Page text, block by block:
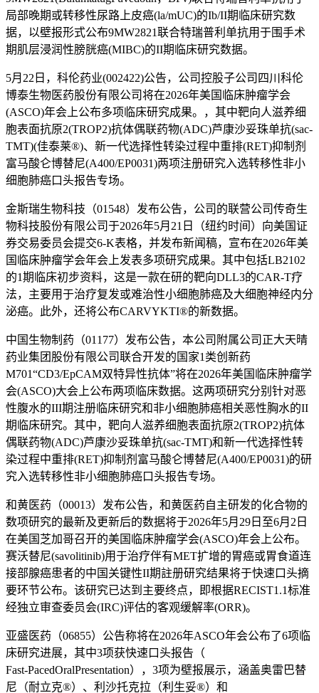
局部晚期或转移性尿路上皮癌(la/mUC)的Ib/II期临床研究数
据，以壁报形式公布9MW2821联合特瑞普利单抗用于围手术
期肌层浸润性膀胱癌(MIBC)的II期临床研究数据。
5月22日，科伦药业(002422)公告，公司控股子公司四川科伦
博泰生物医药股份有限公司将在2026年美国临床肿瘤学会
(ASCO)年会上公布多项临床研究成果。，其中靶向人滋养细
胞表面抗原2(TROP2)抗体偶联药物(ADC)芦康沙妥珠单抗(sac-
TMT)(佳泰莱®)、新一代选择性转染过程中重排(RET)抑制剂
富马酸仑博替尼(A400/EP0031)两项注册研究入选转移性非小
细胞肺癌口头报告专场。
金斯瑞生物科技（01548）发布公告，公司的联营公司传奇生
物科技股份有限公司于2026年5月21日（纽约时间）向美国证
券交易委员会提交6-K表格，并发布新闻稿，宣布在2026年美
国临床肿瘤学会年会上发表多项研究成果。其中包括LB2102
的1期临床初步资料，这是一款在研的靶向DLL3的CAR-T疗
法，主要用于治疗复发或难治性小细胞肺癌及大细胞神经内分
泌癌。此外，还将公布CARVYKTI®的新数据。
中国生物制药（01177）发布公告，本公司附属公司正大天晴
药业集团股份有限公司联合开发的国家1类创新药
M701“CD3/EpCAM双特异性抗体”将在2026年美国临床肿瘤学
会(ASCO)大会上公布两项临床数据。这两项研究分别针对恶
性腹水的III期注册临床研究和非小细胞肺癌相关恶性胸水的II
期临床研究。其中，靶向人滋养细胞表面抗原2(TROP2)抗体
偶联药物(ADC)芦康沙妥珠单抗(sac-TMT)和新一代选择性转
染过程中重排(RET)抑制剂富马酸仑博替尼(A400/EP0031)的研
究入选转移性非小细胞肺癌口头报告专场。
和黄医药（00013）发布公告，和黄医药自主研发的化合物的
数项研究的最新及更新后的数据将于2026年5月29日至6月2日
在美国芝加哥召开的美国临床肿瘤学会(ASCO)年会上公布。
赛沃替尼(savolitinib)用于治疗伴有MET扩增的胃癌或胃食道连
接部腺癌患者的中国关键性II期註册研究结果将于快速口头摘
要环节公布。该研究已达到主要终点，即根据RECIST1.1标准
经独立审查委员会(IRC)评估的客观缓解率(ORR)。
亚盛医药（06855）公告称将在2026年ASCO年会公布了6项临
床研究进展，其中3项获快速口头报告（
Fast-PacedOralPresentation），3项为壁报展示，涵盖奥雷巴替
尼（耐立克®）、利沙托克拉（利生妥®）和